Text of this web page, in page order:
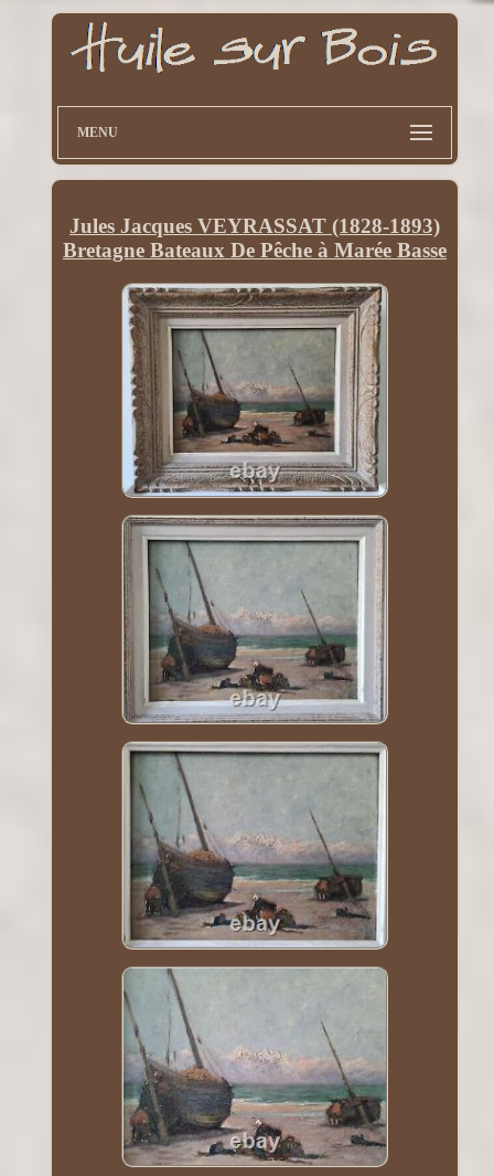
MENU
Jules Jacques VEYRASSAT (1828-1893)
Bretagne Bateaux De Pêche à Marée Basse